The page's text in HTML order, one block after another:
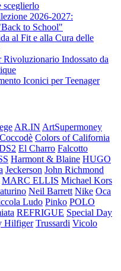
sceglierlo
2026-2027:
to School"
al Fit e alla Cura delle
Indossato da
Iconici per Teenager
AR.IN ArtSupermoney
Coccodè Colors of California
El Charro Falcotto
Harmont & Blaine HUGO
Jeckerson John Richmond
MARC ELLIS Michael Kors
Neil Barrett Nike Oca
Ludo Pinko POLO
REFRIGUE Special Day
Hilfiger Trussardi Vicolo